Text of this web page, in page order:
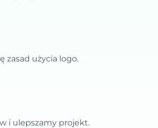
zasad użycia logo.
i ulepszamy projekt.